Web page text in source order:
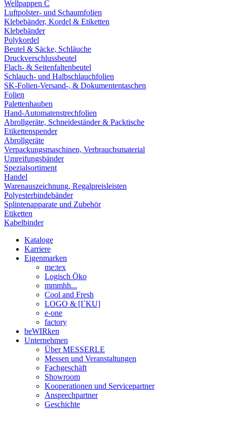
Wellpappen C
Luftpolster- und Schaumfolien
Klebebänder, Kordel & Etiketten
Klebebänder
Polykordel
Beutel & Säcke, Schläuche
Druckverschlussbeutel
Flach- & Seitenfaltenbeutel
Schlauch- und Halbschlauchfolien
SK-Folien-Versand-, & Dokumententaschen
Folien
Palettenhauben
Hand-Automatenstrechfolien
Abrollgeräte, Schneideständer & Packtische
Etikettenspender
Abrollgeräte
Verpackungsmaschinen, Verbrauchsmaterial
Umreifungsbänder
Spezialsortiment
Handel
Warenauszeichnung, Regalpreisleisten
Polyesterbindebänder
Splintenapparate und Zubehör
Etiketten
Kabelbinder
Kataloge
Karriere
Eigenmarken
me:tex
Logisch Öko
mmmhh...
Cool and Fresh
LOGO & [I´KU]
e-one
factory
beWIRken
Unternehmen
Über MESSERLE
Messen und Veranstaltungen
Fachgeschäft
Showroom
Kooperationen und Servicepartner
Ansprechpartner
Geschichte